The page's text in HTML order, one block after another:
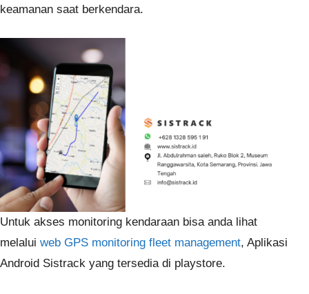
keamanan saat berkendara.
Untuk akses monitoring kendaraan bisa anda lihat
melalui web GPS monitoring fleet management, Aplikasi
Android Sistrack yang tersedia di playstore.